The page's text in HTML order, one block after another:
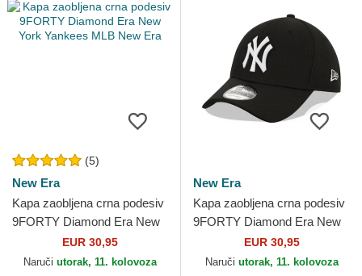
(5)
New Era
Kapa zaobljena crna podesiv
9FORTY Diamond Era New
York Yankees MLB New Era
EUR 30,95
Naruči utorak, 11. kolovoza
New Era
Kapa zaobljena crna podesiv
9FORTY Diamond Era New
York Yankees MLB New Era
EUR 30,95
Naruči utorak, 11. kolovoza